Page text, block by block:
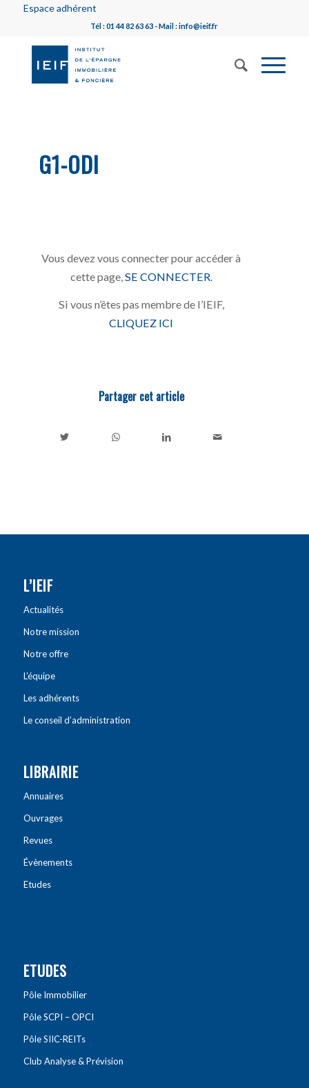
Espace adhérent
Tél : 01 44 82 63 63 - Mail : info@ieif.fr
G1-ODI
Vous devez vous connecter pour accéder à
cette page, SE CONNECTER
Si vous n’êtes pas membre de l’IEIF,
CLIQUEZ ICI
Partager cet article
L’IEIF
Actualités
Notre mission
Notre offre
L’équipe
Les adhérents
Le conseil d’administration
LIBRAIRIE
Annuaires
Ouvrages
Revues
Évènements
Etudes
ETUDES
Pôle Immobilier
Pôle SCPI – OPCI
Pôle SIIC-REITs
Club Analyse & Prévision